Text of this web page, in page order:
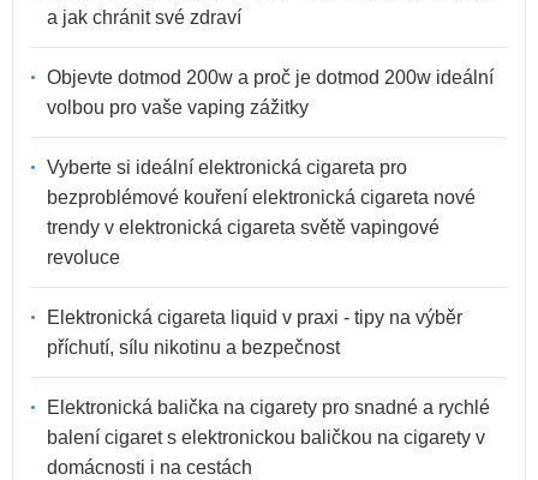
a jak chránit své zdraví
Objevte dotmod 200w a proč je dotmod 200w ideální
volbou pro vaše vaping zážitky
Vyberte si ideální elektronická cigareta pro
bezproblémové kouření elektronická cigareta nové
trendy v elektronická cigareta světě vapingové
revoluce
Elektronická cigareta liquid v praxi - tipy na výběr
příchutí, sílu nikotinu a bezpečnost
Elektronická balička na cigarety pro snadné a rychlé
balení cigaret s elektronickou baličkou na cigarety v
domácnosti i na cestách